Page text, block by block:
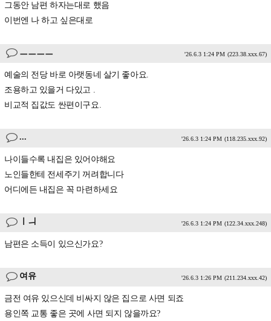
그동안 남편 하자는대로 했음
이번엔 나 하고 싶은대로
ㅡㅡㅡㅡ '26.6.3 1:24 PM (223.38.xxx.67)
예술의 전당 바로 아랫동네 살기 좋아요.
조용하고 있을거 다있고 .
비교적 집값도 싼편이구요.
... '26.6.3 1:24 PM (118.235.xxx.92)
나이들수록 내집은 있어야해요
노인들한테 전세주기 꺼려합니다
어디에든 내집은 꼭 마련하세요
ㅣㅢ '26.6.3 1:24 PM (122.34.xxx.248)
남편은 소득이 있으신가요?
여유 '26.6.3 1:26 PM (211.234.xxx.42)
금전 여유 있으신데 비싸지 않은 집으로 사면 되죠
용인쪽 교통 좋은 곳에 사면 되지 않을까요?